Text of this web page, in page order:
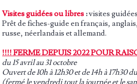
Visites guidées ou libres :visites
Prêt de fiches-guide en français,
russe, néerlandais et allemand.
!!!! FERME DEPUIS 2022 POUR
du 15 avril au 31 octobre
Ouvert de 10h à 12h30 et de 14h à 17h30